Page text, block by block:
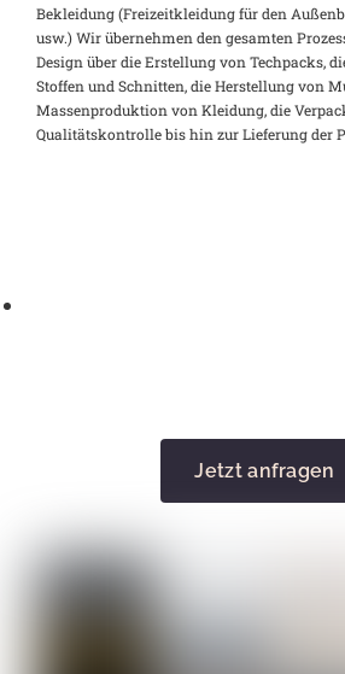
Bekleidung (Freizeitkleidung für den
usw.) Wir übernehmen den gesamten
Design über die Erstellung von Techpacks,
Stoffen und Schnitten, die Herstellung von
Massenproduktion von Kleidung, die
Qualitätskontrolle bis hin zur Lieferung der
Jetzt anfragen